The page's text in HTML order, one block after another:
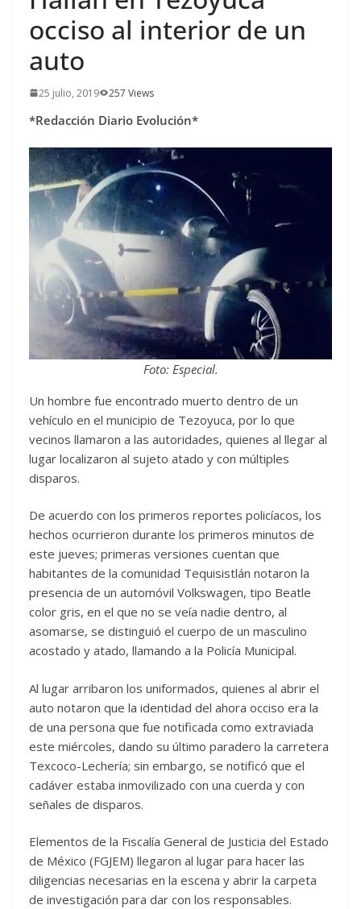
occiso al interior de un
auto
25 julio, 2019 257 Views
*Redacción Diario Evolución*
Foto: Especial.
Un hombre fue encontrado muerto dentro de un
vehículo en el municipio de Tezoyuca, por lo que
vecinos llamaron a las autoridades, quienes al llegar al
lugar localizaron al sujeto atado y con múltiples
disparos.
De acuerdo con los primeros reportes policíacos, los
hechos ocurrieron durante los primeros minutos de
este jueves; primeras versiones cuentan que
habitantes de la comunidad Tequisistlán notaron la
presencia de un automóvil Volkswagen, tipo Beatle
color gris, en el que no se veía nadie dentro, al
asomarse, se distinguió el cuerpo de un masculino
acostado y atado, llamando a la Policía Municipal.
Al lugar arribaron los uniformados, quienes al abrir el
auto notaron que la identidad del ahora occiso era la
de una persona que fue notificada como extraviada
este miércoles, dando su último paradero la carretera
Texcoco-Lechería; sin embargo, se notificó que el
cadáver estaba inmovilizado con una cuerda y con
señales de disparos.
Elementos de la Fiscalía General de Justicia del Estado
de México (FGJEM) llegaron al lugar para hacer las
diligencias necesarias en la escena y abrir la carpeta
de investigación para dar con los responsables.